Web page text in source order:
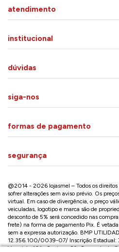
atendimento
institucional
dúvidas
siga-nos
formas de pagamento
segurança
@2014 - 2026 lojasmel – Todos os direitos
sofrer alterações sem aviso prévio. Os
virtual. Em caso de divergência, o preço
veiculadas, logotipo e marca são de
desconto de 5% será concedido nas
frete) na forma de pagamento Pix. É
sem a expressa autorização. BMP
12.356.100/0039-07/ Inscrição Estadual:
Versolato,101 , Centro – São Bernardo do